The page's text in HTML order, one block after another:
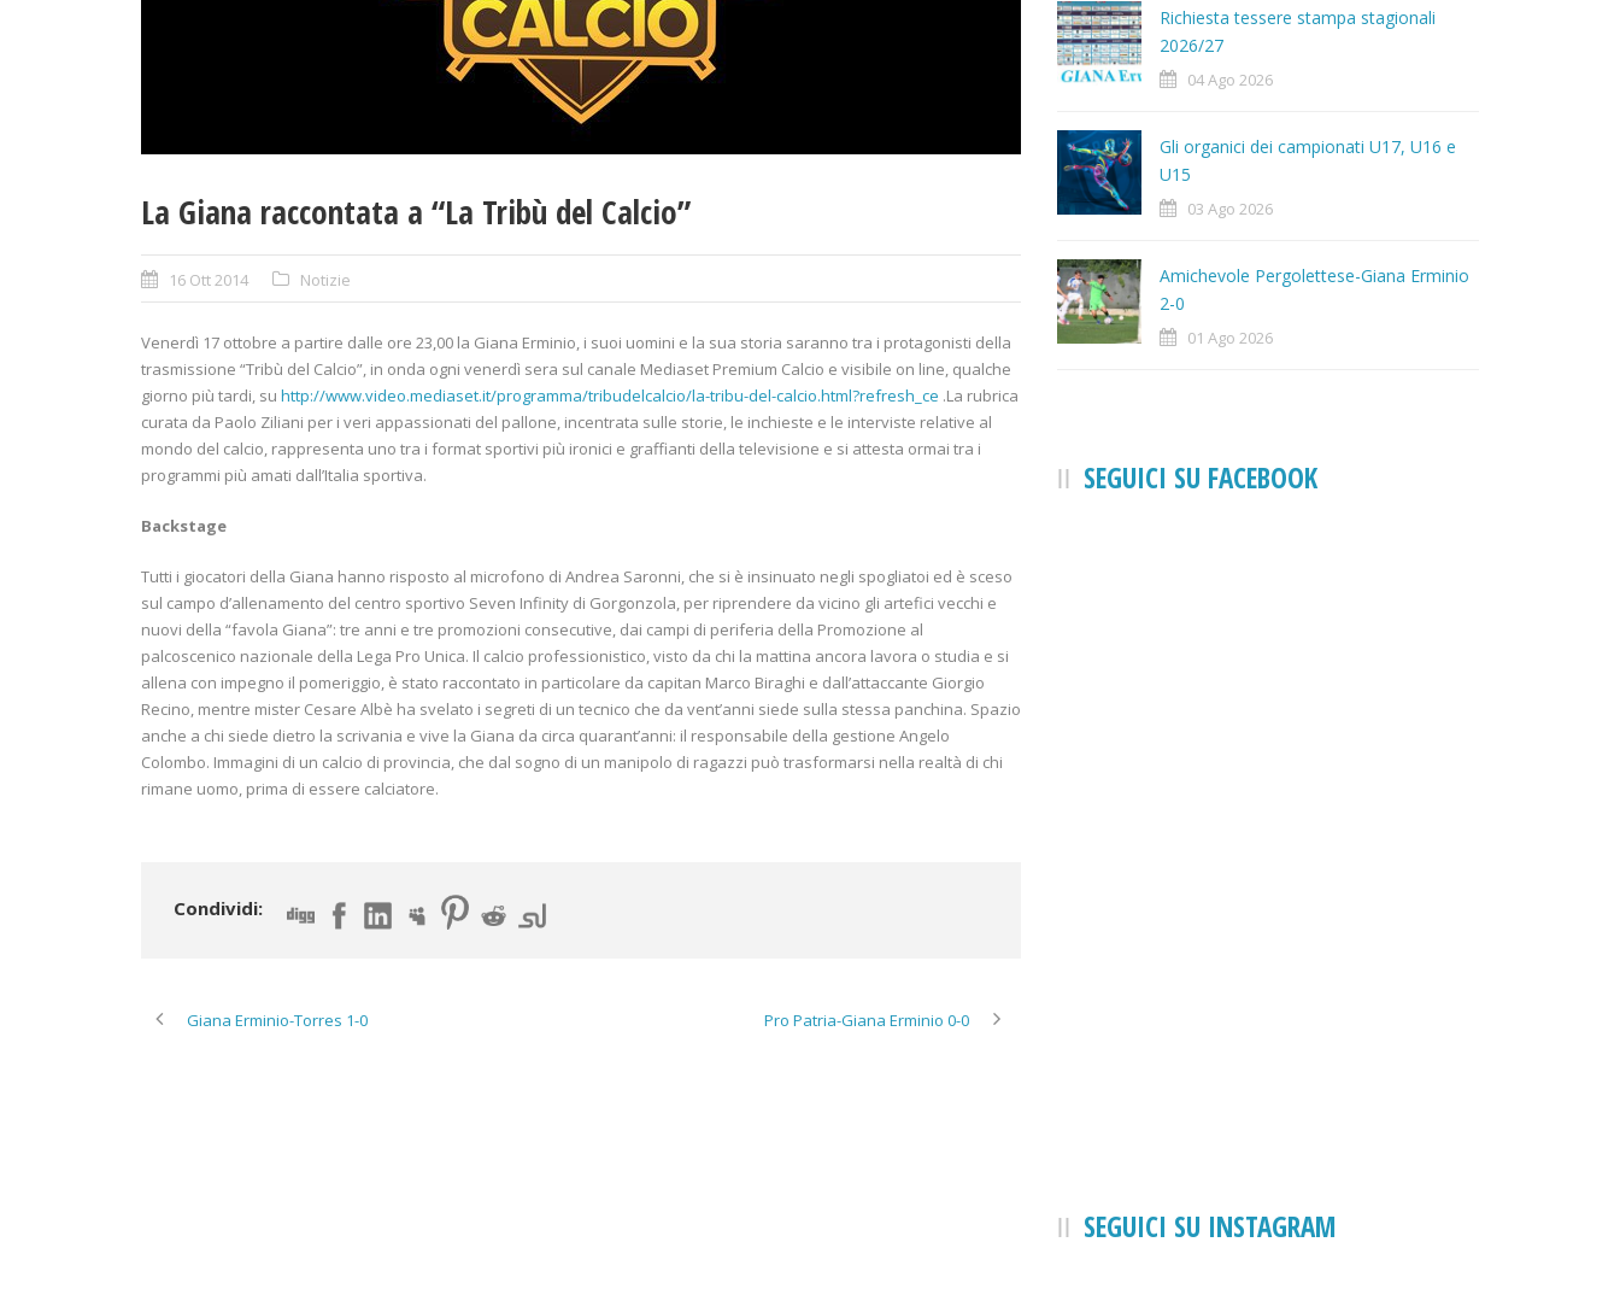
La Giana raccontata a “La Tribù del Calcio”
16 Ott 2014 Notizie
Venerdì 17 ottobre a partire dalle ore 23,00 la Giana Erminio, i suoi uomini e la sua storia saranno tra i protagonisti della
trasmissione “Tribù del Calcio”, in onda ogni venerdì sera sul canale Mediaset Premium Calcio e visibile on line, qualche
giorno più tardi, su http://www.video.mediaset.it/programma/tribudelcalcio/la-tribu-del-calcio.html?refresh_ce .La rubrica
curata da Paolo Ziliani per i veri appassionati del pallone, incentrata sulle storie, le inchieste e le interviste relative al
mondo del calcio, rappresenta uno tra i format sportivi più ironici e graffianti della televisione e si attesta ormai tra i
programmi più amati dall’Italia sportiva.
Backstage
Tutti i giocatori della Giana hanno risposto al microfono di Andrea Saronni, che si è insinuato negli spogliatoi ed è sceso
sul campo d’allenamento del centro sportivo Seven Infinity di Gorgonzola, per riprendere da vicino gli artefici vecchi e
nuovi della “favola Giana”: tre anni e tre promozioni consecutive, dai campi di periferia della Promozione al
palcoscenico nazionale della Lega Pro Unica. Il calcio professionistico, visto da chi la mattina ancora lavora o studia e si
allena con impegno il pomeriggio, è stato raccontato in particolare da capitan Marco Biraghi e dall’attaccante Giorgio
Recino, mentre mister Cesare Albè ha svelato i segreti di un tecnico che da vent’anni siede sulla stessa panchina. Spazio
anche a chi siede dietro la scrivania e vive la Giana da circa quarant’anni: il responsabile della gestione Angelo
Colombo. Immagini di un calcio di provincia, che dal sogno di un manipolo di ragazzi può trasformarsi nella realtà di chi
rimane uomo, prima di essere calciatore.
Condividi:
Giana Erminio-Torres 1-0 Pro Patria-Giana Erminio 0-0
Richiesta tessere stampa stagionali
2026/27
04 Ago 2026
Gli organici dei campionati U17, U16 e
U15
03 Ago 2026
Amichevole Pergolettese-Giana Erminio
2-0
01 Ago 2026
SEGUICI SU FACEBOOK
SEGUICI SU INSTAGRAM